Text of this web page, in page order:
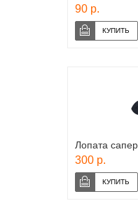
90 р.
Лопата
300 р.